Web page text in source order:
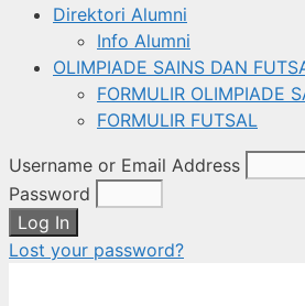
Direktori Alumni
Info Alumni
OLIMPIADE SAINS DAN
FORMULIR OLIMPIADE
FORMULIR FUTSAL
Username or Email Address
Password
Log In
Lost your password?